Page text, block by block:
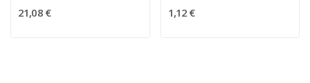
21,08 € 1,12 €